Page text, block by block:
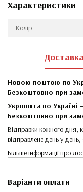
Характеристики
Колір
Доставка
Новою поштою по
Безкоштовно при
Укрпошта по Україні
Безкоштовно при
Відправки кожного дня,
відправлене день у
Більше інформації про
Варіанти оплати